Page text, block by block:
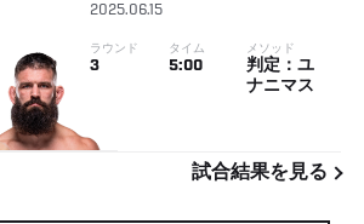
2025.06.15
ラウンド
3
タイム
5:00
メソッド
判定：ユ
ナニマス
試合結果を見る